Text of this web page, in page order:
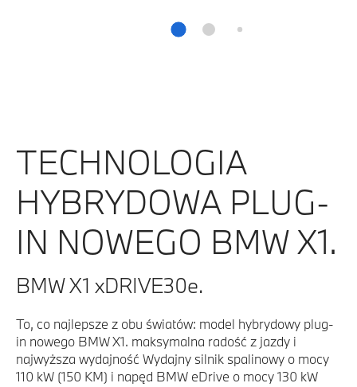
TECHNOLOGIA
HYBRYDOWA PLUG-
IN NOWEGO BMW X1.
BMW X1 xDRIVE30e.
To, co najlepsze z obu światów: model hybrydowy plug-
in nowego BMW X1. maksymalna radość z jazdy i
najwyższa wydajność Wydajny silnik spalinowy o mocy
110 kW (150 KM) i napęd BMW eDrive o mocy 130 kW